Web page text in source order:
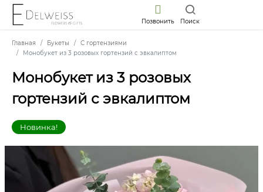
Позвонить Поиск
Главная Букеты
С гортензиями
Монобукет из 3 розовых гортензий с эвкалиптом
Монобукет из 3 розовых
гортензий с эвкалиптом
Новинка!